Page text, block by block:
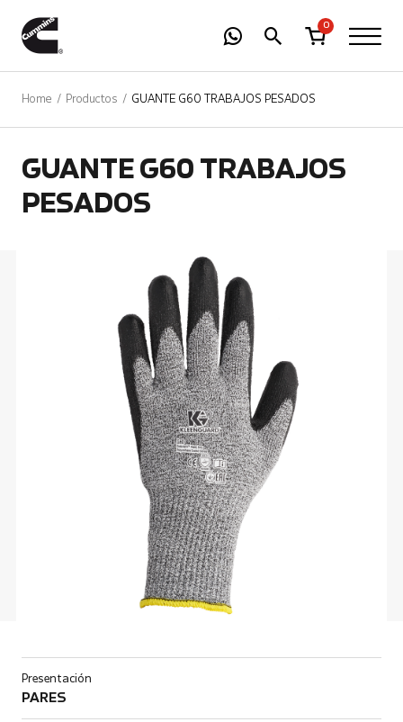
0
Home Productos GUANTE G60 TRABAJOS PESADOS
GUANTE G60 TRABAJOS
PESADOS
Presentación
PARES